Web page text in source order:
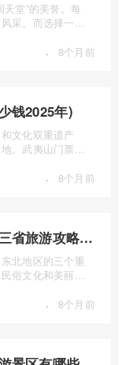
堂”的美誉。每
采。而选择一个
· 8个月前
钱2025年)
文化双重遗产
。武夷山门票多
· 8个月前
东北三省旅游攻略必去景点(东北三省旅游攻略必去景点视频介绍)
北地区的三个重
俗文化和美丽的
· 8个月前